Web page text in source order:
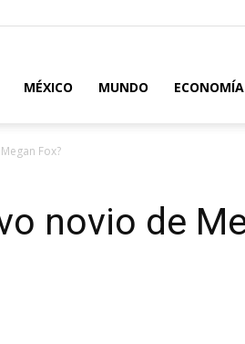
MÉXICO MUNDO ECONOMÍA
Fox?
novio de